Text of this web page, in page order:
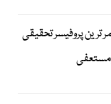
ترین پروفیسر تحقیقی
مستعفی